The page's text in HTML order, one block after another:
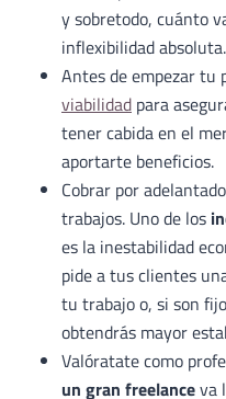
y sobretodo, cuánto
inflexibilidad absoluta.
Antes de empezar tu
viabilidad para
tener cabida en el
aportarte beneficios.
Cobrar por
trabajos. Uno de los
es la inestabilidad
pide a tus clientes
tu trabajo o, si son
obtendrás mayor
Valóratate como
un gran freelanceva